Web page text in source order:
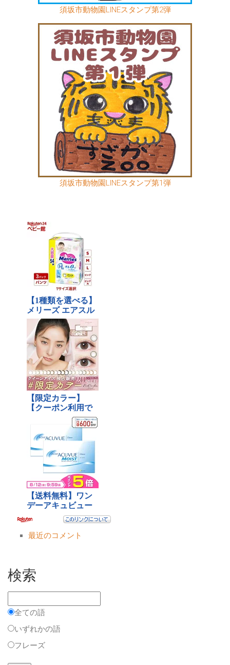
須坂市動物園LINEスタンプ第2弾
須坂市動物園LINEスタンプ第1弾
最近のコメント
検索
全ての語
いずれかの語
フレーズ